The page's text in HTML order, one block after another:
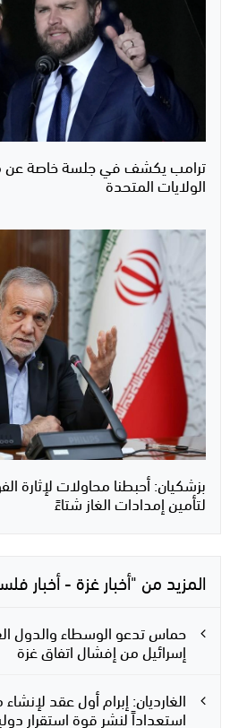
ترامب يكشف في جلسة خاصة عن
الولايات المتحدة
بزشكيان: أحبطنا محاولات لإثارة
لتأمين إمدادات الغاز شتاءً
المزيد من "أخبار غزة - أخبار
حماس تدعو الوسطاء والدول
إسرائيل من إفشال اتفاق غزة
الغارديان: إبرام أول عقد
استعداداً لنشر قوة استقرار